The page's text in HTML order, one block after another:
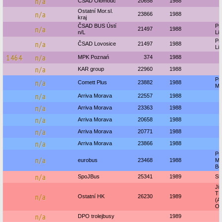
n/a
Ostatní Mor.sl.
kraj
23866 1988
n/a
ČSAD BUS Ústí
n/L
21497 1988
n/a ČSAD Lovosice 21497 1988
1464 n/a MPK Poznań 374 1988
n/a KAR group 22960 1988
n/a Comett Plus 23882 1988
n/a Arriva Morava 22557 1988
n/a Arriva Morava 23363 1988
n/a Arriva Morava 20658 1988
n/a Arriva Morava 20771 1988
n/a Arriva Morava 23866 1988
n/a eurobus 23468 1988
n/a SpoJBus 25341 1989
n/a Ostatní HK 26230 1989
n/a DPO trolejbusy 1989